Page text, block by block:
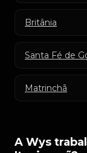
Britânia
Santa Fé de
Matrinchã
A Wys